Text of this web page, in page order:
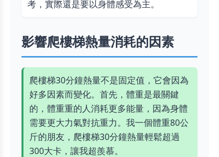
考，實際還是要以身體感受為主。
影響爬樓梯熱量消耗的因素
爬樓梯30分鐘熱量不是固定值，它會因為
好多因素而變化。首先，體重是最關鍵
的，體重重的人消耗更多能量，因為身體
需要更大力氣對抗重力。我一個體重80公
斤的朋友，爬樓梯30分鐘熱量輕鬆超過
300大卡，讓我超羨慕。